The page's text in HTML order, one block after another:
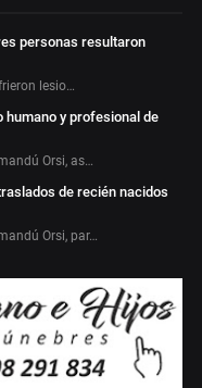
personas resultaron
lesio…
humano y profesional de
Orsi, as…
de recién nacidos
Orsi, par…